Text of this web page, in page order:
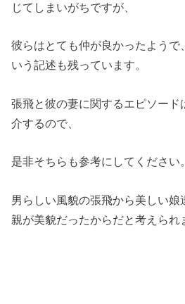
じてしまいがちですが、
彼らはとても仲が良かったようで
いう記述も残っています。
張飛と彼の妻に関するエピソード
介するので、
是非そちらも参考にしてください。
男らしい風貌の張飛から美しい娘
親が美貌だったからだと考えられ